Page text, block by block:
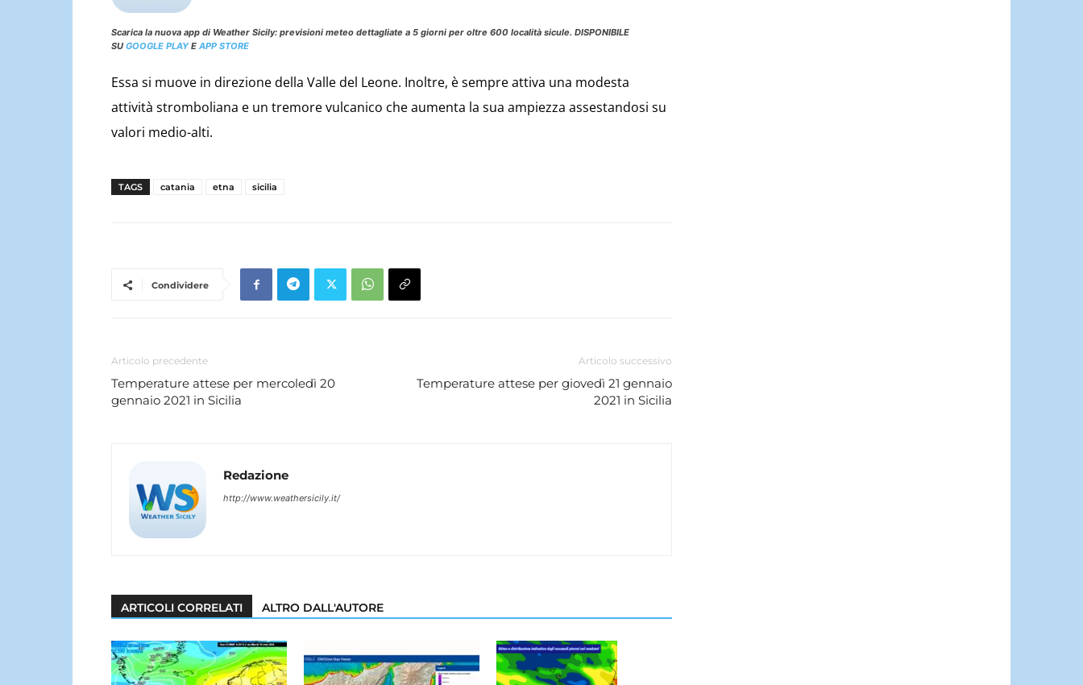
Scarica la nuova app di Weather Sicily: previsioni meteo dettagliate a 5 giorni per oltre 600 località sicule. DISPONIBILE
SU GOOGLE PLAYE APP STORE
Essa si muove in direzione della Valle del Leone. Inoltre, è sempre attiva una modesta
attività stromboliana e un tremore vulcanico che aumenta la sua ampiezza assestandosi su
valori medio-alti.
TAGS catania etna sicilia
Condividere
Articolo precedente
Temperature attese per mercoledì 20
gennaio 2021 in Sicilia
Articolo successivo
Temperature attese per giovedì 21 gennaio
2021 in Sicilia
Redazione
http://www.weathersicily.it/
ARTICOLI CORRELATI ALTRO DALL'AUTORE